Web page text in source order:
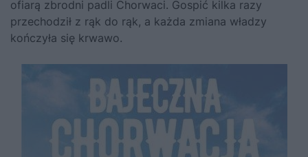
ofiarą zbrodni padli Chorwaci. Gospić kilka razy
przechodził z rąk do rąk, a każda zmiana władzy
kończyła się krwawo.